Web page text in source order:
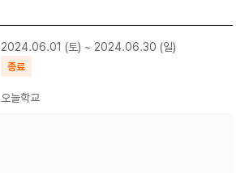
2024.06.01 (토) ~ 2024.06.30 (일)
종료
오늘학교